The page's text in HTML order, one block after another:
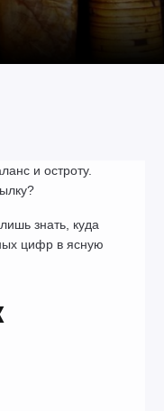
и остроту.
знать, куда
цифр в ясную